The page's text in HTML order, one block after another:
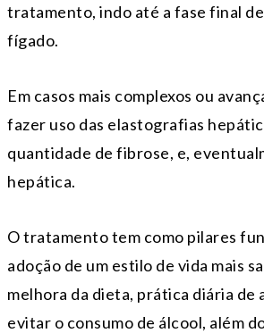
tratamento, indo até a fase final
fígado.
Em casos mais complexos ou
fazer uso das elastografias
quantidade de fibrose, e,
hepática.
O tratamento tem como pilares
adoção de um estilo de vida mais
melhora da dieta, prática diária de
evitar o consumo de álcool, além